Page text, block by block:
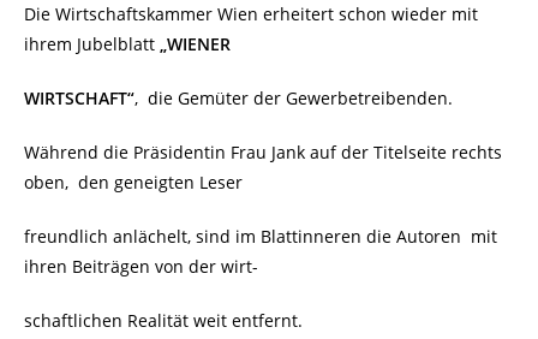
Die Wirtschaftskammer Wien erheitert schon wieder mit
ihrem Jubelblatt „WIENER
WIRTSCHAFT“, die Gemüter der Gewerbetreibenden.
Während die Präsidentin Frau Jank auf der Titelseite rechts
oben, den geneigten Leser
freundlich anlächelt, sind im Blattinneren die Autoren mit
ihren Beiträgen von der wirt-
schaftlichen Realität weit entfernt.